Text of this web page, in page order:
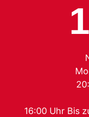
16:00 Uhr Bis